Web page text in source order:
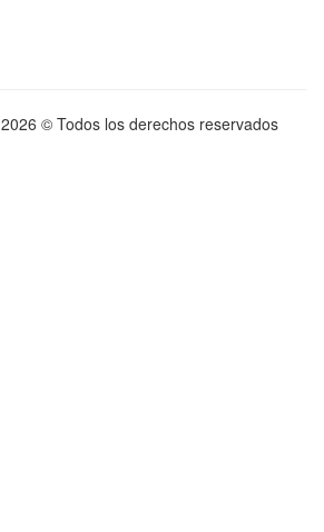
2026 © Todos los derechos reservados